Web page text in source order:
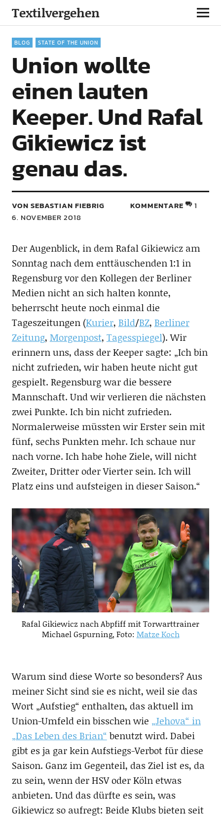
Textilvergehen
BLOG STATE OF THE UNION
Union wollte
einen lauten
Keeper. Und Rafal
Gikiewicz ist
genau das.
VON SEBASTIAN FIEBRIG
6. NOVEMBER 2018
KOMMENTARE 1
Der Augenblick, in dem Rafal Gikiewicz am
Sonntag nach dem enttäuschenden 1:1 in
Regensburg vor den Kollegen der Berliner
Medien nicht an sich halten konnte,
beherrscht heute noch einmal die
Tageszeitungen (Kurier, Bild/BZ, Berliner
Zeitung, Morgenpost, Tagesspiegel). Wir
erinnern uns, dass der Keeper sagte: „Ich bin
nicht zufrieden, wir haben heute nicht gut
gespielt. Regensburg war die bessere
Mannschaft. Und wir verlieren die nächsten
zwei Punkte. Ich bin nicht zufrieden.
Normalerweise müssten wir Erster sein mit
fünf, sechs Punkten mehr. Ich schaue nur
nach vorne. Ich habe hohe Ziele, will nicht
Zweiter, Dritter oder Vierter sein. Ich will
Platz eins und aufsteigen in dieser Saison.“
Rafal Gikiewicz nach Abpfiff mit Torwarttrainer
Michael Gspurning, Foto: Matze Koch
Warum sind diese Worte so besonders? Aus
meiner Sicht sind sie es nicht, weil sie das
Wort „Aufstieg“ enthalten, das aktuell im
Union-Umfeld ein bisschen wie „Jehova“ in
„Das Leben des Brian“ benutzt wird. Dabei
gibt es ja gar kein Aufstiegs-Verbot für diese
Saison. Ganz im Gegenteil, das Ziel ist es, da
zu sein, wenn der HSV oder Köln etwas
anbieten. Und das dürfte es sein, was
Gikiewicz so aufregt: Beide Klubs bieten seit